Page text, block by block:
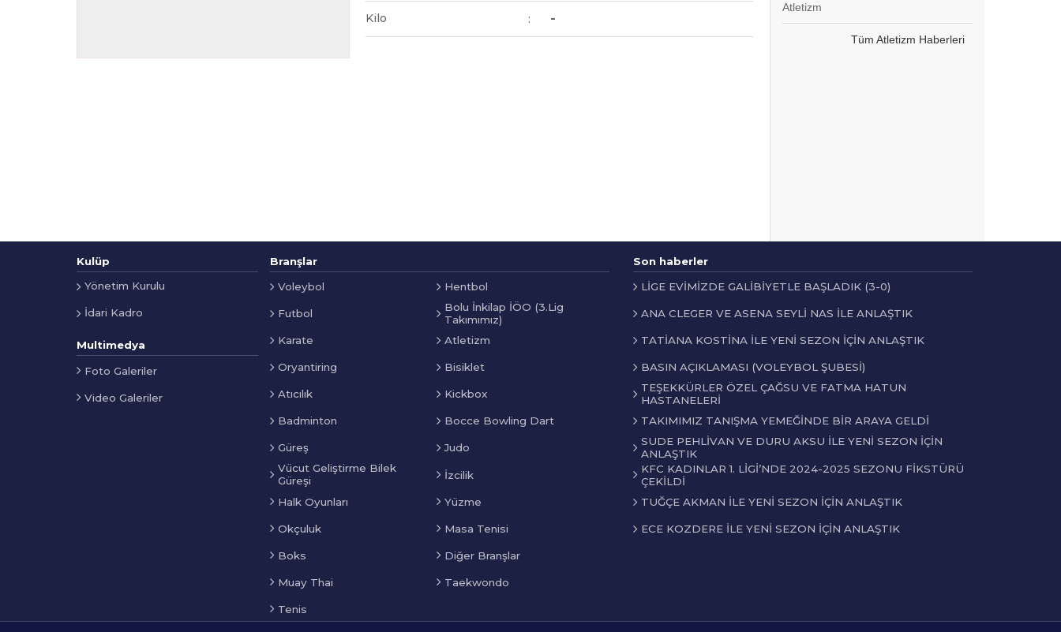
Kilo : -
Atletizm
Tüm Atletizm Haberleri
Kulüp
Yönetim Kurulu
İdari Kadro
Multimedya
Foto Galeriler
Video Galeriler
Branşlar
Voleybol Hentbol
Futbol
Bolu İnkilap İÖO (3.Lig
Takımımız)
Karate
Atletizm
Oryantiring Bisiklet
Atıcılık Kickbox
Badminton Bocce Bowling Dart
Güreş
Judo
Vücut Geliştirme Bilek
Güreşi
İzcilik
Halk Oyunları Yüzme
Okçuluk Masa Tenisi
Boks Diğer Branşlar
Muay Thai Taekwondo
Tenis
Son haberler
LİGE EVİMİZDE GALİBİYETLE BAŞLADIK (3-0)
ANA CLEGER VE ASENA SEYLİ NAS İLE ANLAŞTIK
TATİANA KOSTİNA İLE YENİ SEZON İÇİN ANLAŞTIK
BASIN AÇIKLAMASI (VOLEYBOL ŞUBESİ)
TEŞEKKÜRLER ÖZEL ÇAĞSU VE FATMA HATUN
HASTANELERİ
TAKIMIMIZ TANIŞMA YEMEĞİNDE BİR ARAYA GELDİ
SUDE PEHLİVAN VE DURU AKSU İLE YENİ SEZON İÇİN
ANLAŞTIK
KFC KADINLAR 1. LİGİ’NDE 2024-2025 SEZONU FİKSTÜRÜ
ÇEKİLDİ
TUĞÇE AKMAN İLE YENİ SEZON İÇİN ANLAŞTIK
ECE KOZDERE İLE YENİ SEZON İÇİN ANLAŞTIK